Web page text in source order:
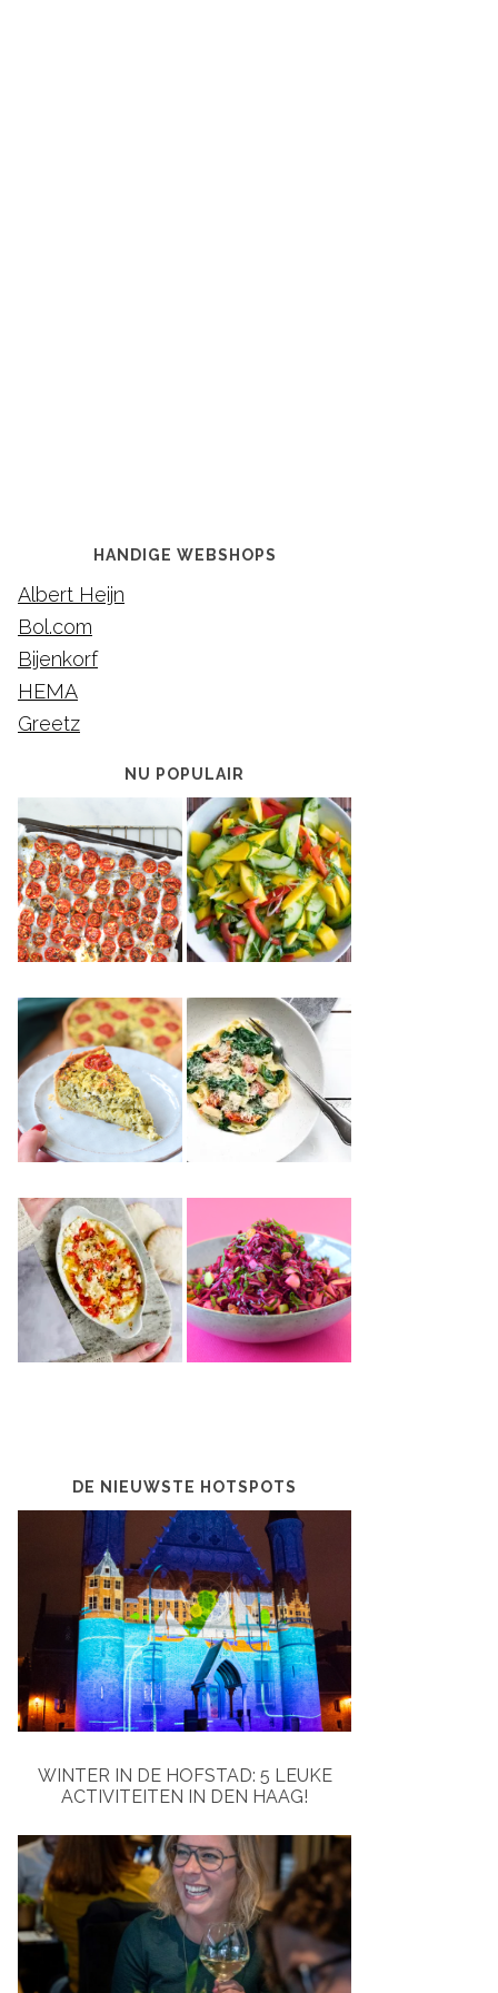
HANDIGE WEBSHOPS
Albert Heijn
Bol.com
Bijenkorf
HEMA
Greetz
NU POPULAIR
DE NIEUWSTE HOTSPOTS
WINTER IN DE HOFSTAD: 5 LEUKE
ACTIVITEITEN IN DEN HAAG!